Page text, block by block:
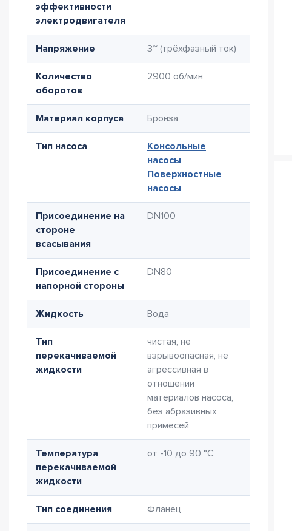
эффективности
электродвигателя
Напряжение 3~ (трёхфазный ток)
Количество
оборотов
2900 об/мин
Материал корпуса Бронза
Тип насоса
Консольные
насосы,
Поверхностные
насосы
Присоединение на
стороне
всасывания
DN100
Присоединение с
напорной стороны
DN80
Жидкость Вода
Тип
перекачиваемой
жидкости
чистая, не
взрывоопасная, не
агрессивная в
отношении
материалов насоса,
без абразивных
примесей
Температура
перекачиваемой
жидкости
от -10 до 90 °C
Тип соединения Фланец